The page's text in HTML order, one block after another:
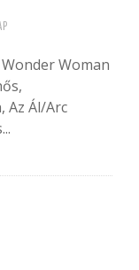
Woman
Az Ál/Arc